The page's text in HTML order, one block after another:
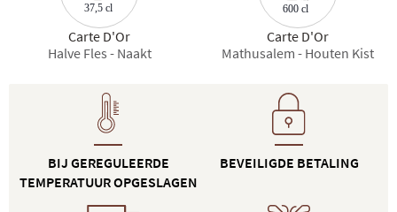
37,5 cl
Carte D'Or
Halve Fles - Naakt
600 cl
Carte D'Or
Mathusalem - Houten Kist
BIJ GEREGULEERDE
TEMPERATUUR OPGESLAGEN
BEVEILIGDE BETALING